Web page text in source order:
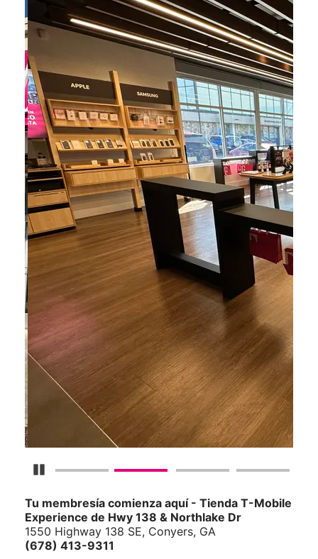
Detener carrusel
Tu membresía comienza aquí - Tienda T-Mobile
Experience de Hwy 138 & Northlake Dr
1550 Highway 138 SE, Conyers, GA
(678) 413-9311